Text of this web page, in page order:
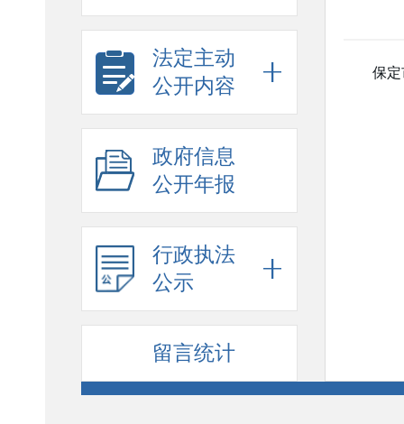
法定主动
公开内容
政府信息
公开年报
行政执法
公示
留言统计
保定